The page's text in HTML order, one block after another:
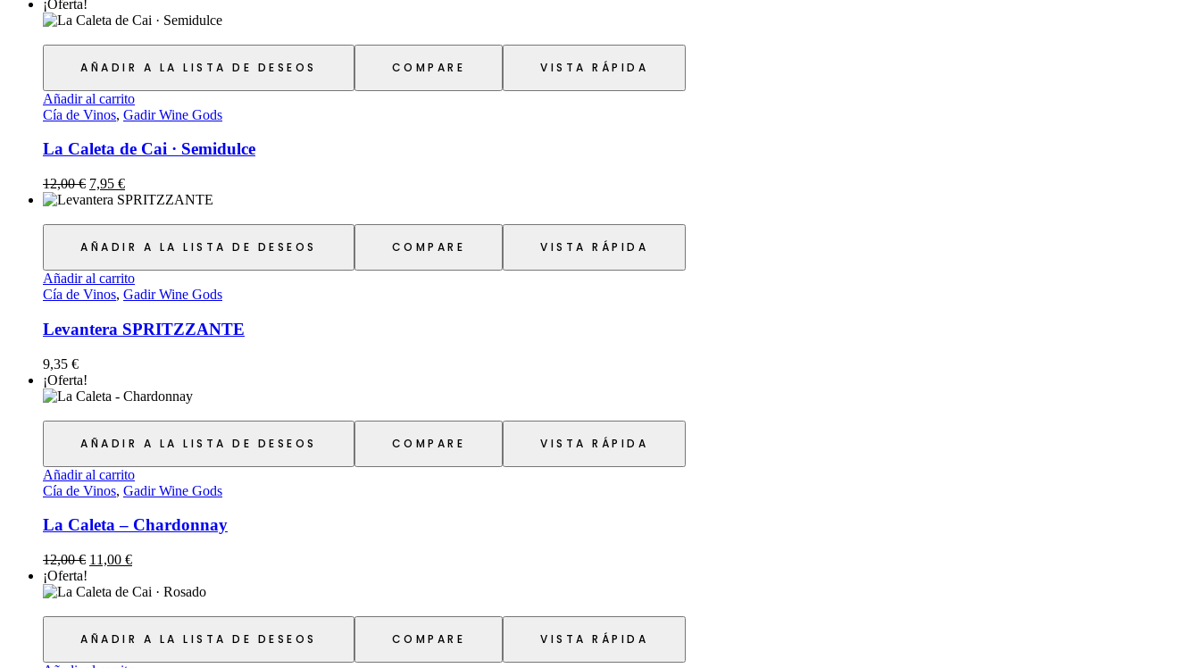
¡Oferta!
AÑADIR A LA LISTA DE DESEOS COMPARE VISTA RÁPIDA
Añadir al carrito
Cía de Vinos, Gadir Wine Gods
La Caleta de Cai · Semidulce
12,00€ 7,95 €
AÑADIR A LA LISTA DE DESEOS COMPARE VISTA RÁPIDA
Añadir al carrito
Cía de Vinos, Gadir Wine Gods
Levantera SPRITZZANTE
9,35 €
¡Oferta!
AÑADIR A LA LISTA DE DESEOS COMPARE VISTA RÁPIDA
Añadir al carrito
Cía de Vinos, Gadir Wine Gods
La Caleta – Chardonnay
12,00€ 11,00 €
¡Oferta!
AÑADIR A LA LISTA DE DESEOS COMPARE VISTA RÁPIDA